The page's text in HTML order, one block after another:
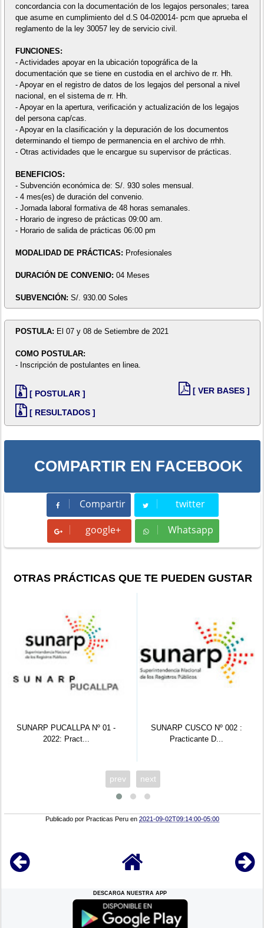
concordancia con la documentación de los legajos personales; tarea
que asume en cumplimiento del d.S 04-020014- pcm que aprueba el
reglamento de la ley 30057 ley de servicio civil.
FUNCIONES:
- Actividades apoyar en la ubicación topográfica de la
documentación que se tiene en custodia en el archivo de rr. Hh.
- Apoyar en el registro de datos de los legajos del personal a nivel
nacional, en el sistema de rr. Hh.
- Apoyar en la apertura, verificación y actualización de los legajos
del persona cap/cas.
- Apoyar en la clasificación y la depuración de los documentos
determinando el tiempo de permanencia en el archivo de rrhh.
- Otras actividades que le encargue su supervisor de prácticas.
BENEFICIOS:
- Subvención económica de: S/. 930 soles mensual.
- 4 mes(es) de duración del convenio.
- Jornada laboral formativa de 48 horas semanales.
- Horario de ingreso de prácticas 09:00 am.
- Horario de salida de prácticas 06:00 pm
MODALIDAD DE PRÁCTICAS: Profesionales
DURACIÓN DE CONVENIO: 04 Meses
SUBVENCIÓN: S/. 930.00 Soles
POSTULA: El 07 y 08 de Setiembre de 2021
COMO POSTULAR:
- Inscripción de postulantes en linea.
[ POSTULAR ]
[ RESULTADOS ]
[ VER BASES ]
COMPARTIR EN FACEBOOK
Compartir
Compartir twitter
Tweet
google+ Whatsapp
Whatsapp
OTRAS PRÁCTICAS QUE TE PUEDEN GUSTAR
SUNARP PUCALLPA Nº 01 -
2022: Pract...
SUNARP CUSCO Nº 002 :
Practicante D...
prev next
Publicado porPracticas Peru en2021-09-02T09:14:00-05:00
DESCARGA NUESTRA APP